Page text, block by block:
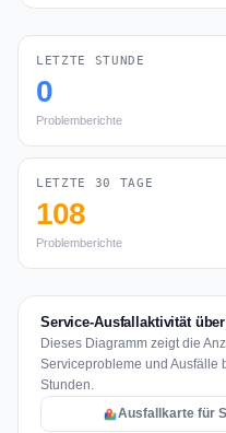
LETZTE STUNDE
0
Problemberichte
LETZTE 30 TAGE
108
Problemberichte
Service-Ausfallaktivität
Dieses Diagramm zeigt die
Serviceprobleme und Ausfälle
Stunden.
Ausfallkarte für